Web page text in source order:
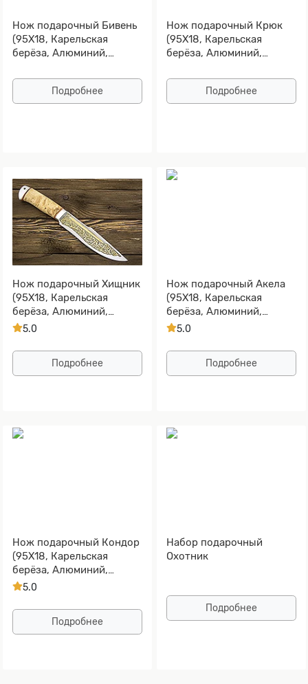
Нож подарочный Бивень
(95Х18, Карельская
берёза, Алюминий,
Подробнее
Нож подарочный Крюк
(95Х18, Карельская
берёза, Алюминий,
Подробнее
Нож подарочный Хищник
(95Х18, Карельская
берёза, Алюминий,
Золочение клинка)
5.0
Подробнее
Нож подарочный Акела
(95Х18, Карельская
берёза, Алюминий,
Золочение клинка)
5.0
Подробнее
Нож подарочный Кондор
(95Х18, Карельская
берёза, Алюминий,
Золочение клинка)
5.0
Подробнее
Набор подарочный
Охотник
Подробнее